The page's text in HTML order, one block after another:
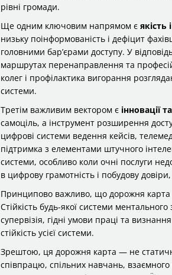
рівні громади.
Ще одним ключовим напрямом є якість
низьку поінформованість і дефіцит
головними бар’єрами доступу. У
маршрутах перенаправлення та
колег і профілактика вигорання
системи.
Третім важливим вектором є інновації
самоціль, а інструмент розширення
цифрові системи ведення кейсів,
підтримка з елементами штучного
системи, особливо коли очні послуги
в цифрову грамотність і побудову
Принципово важливо, що дорожня карта
Стійкість будь-якої системи
супервізія, гідні умови праці та
стійкість усієї системи.
Зрештою, ця дорожня карта — не
співпрацю, спільних навчань, взаємного